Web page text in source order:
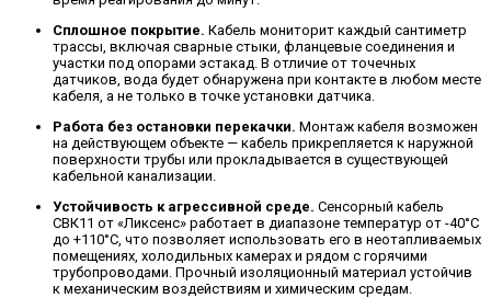
Сплошное покрытие. Кабель мониторит каждый сантиметр
трассы, включая сварные стыки, фланцевые соединения и
участки под опорами эстакад. В отличие от точечных
датчиков, вода будет обнаружена при контакте в любом месте
кабеля, а не только в точке установки датчика.
Работа без остановки перекачки. Монтаж кабеля возможен
на действующем объекте — кабель прикрепляется к наружной
поверхности трубы или прокладывается в существующей
кабельной канализации.
Устойчивость к агрессивной среде. Сенсорный кабель
СВК11 от «Ликсенс» работает в диапазоне температур от -40°C
до +110°C, что позволяет использовать его в неотапливаемых
помещениях, холодильных камерах и рядом с горячими
трубопроводами. Прочный изоляционный материал устойчив
к механическим воздействиям и химическим средам.